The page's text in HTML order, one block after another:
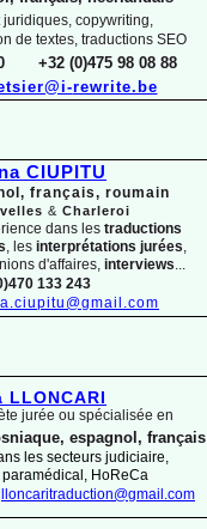
copywriting,
de textes, traductions SEO
+32 (0)475 98 08 88
rewrite.be
CIUPITU
français, roumain
& Charleroi
dans les traductions
, les interprétations jurées,
d'affaires, interviews...
133 243
LLONCARI
jurée ou spécialisée en
espagnol, français
les secteurs judiciaire,
HoReCa
lloncaritraduction@gmail.com